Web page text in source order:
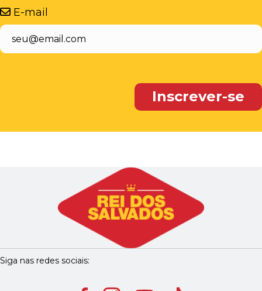
E-mail
Siga nas redes sociais: